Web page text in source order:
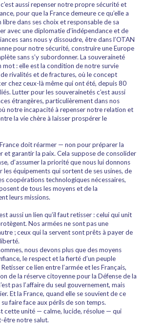
aussi repenser notre propre sécurité et
pour que la France demeure ce qu’elle a
dans ses choix et responsable de sa
avec une diplomatie d’indépendance et de
sans nous y dissoudre, être dans l’OTAN
pour notre sécurité, construire une Europe
sans s’y subordonner. La souveraineté
mot : elle est la condition de notre survie
rivalités et de fractures, où le concept
chez ceux-là même qui ont été, depuis 80
Lutter pour les souverainetés c’est aussi
étrangères, particulièrement dans nos
notre incapacité à repenser notre relation et
la vie chère à laisser prospérer le
doit réarmer — non pour préparer la
et garantir la paix. Cela suppose de consolider
d’assumer la priorité que nous lui donnons
les équipements qui sortent de ses usines, de
coopérations technologiques nécessaires,
de tous les moyens et de la
leurs missions.
aussi un lien qu’il faut retisser : celui qui unit
Nos armées ne sont pas une
; ceux qui la servent sont prêts à payer de
nous devons plus que des moyens
le respect et la fierté d’un peuple
ce lien entre l’armée et les Français,
de la réserve citoyenne pour la Défense de la
pas l’affaire du seul gouvernement, mais
Et la France, quand elle se souvient de ce
faire face aux périls de son temps.
cette unité — calme, lucide, résolue — qui
être notre salut.